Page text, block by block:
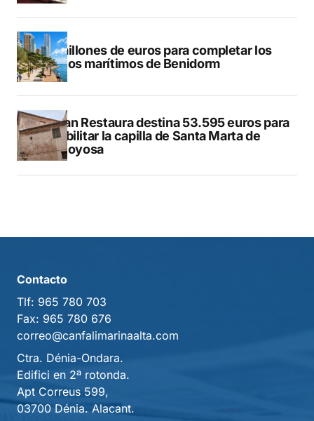
50 millones de euros para completar los
paseos marítimos de Benidorm
El Plan Restaura destina 53.595 euros para
rehabilitar la capilla de Santa Marta de
Villajoyosa
Contacto
Tlf: 965 780 703
Fax: 965 780 676
correo@canfalimarinaalta.com
Ctra. Dénia-Ondara.
Edifici en 2ª rotonda.
Apt Correus 599,
03700 Dénia. Alacant.